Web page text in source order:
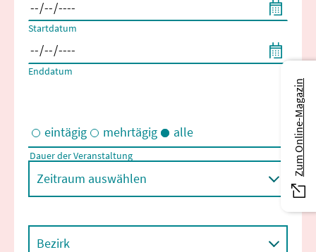
Startdatum
Enddatum
Eintägige und/oder mehrtägige Veranstaltungen
eintägig mehrtägig alle
Dauer der Veranstaltung
Zeitraum auswählen
Bezirk
Zum Online-Magazin